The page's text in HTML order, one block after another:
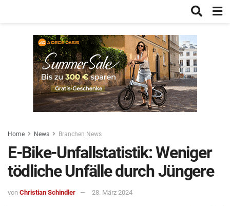
Home News Branchen News
E-Bike-Unfallstatistik: Weniger
tödliche Unfälle durch Jüngere
von Christian Schindler 28. März 2024